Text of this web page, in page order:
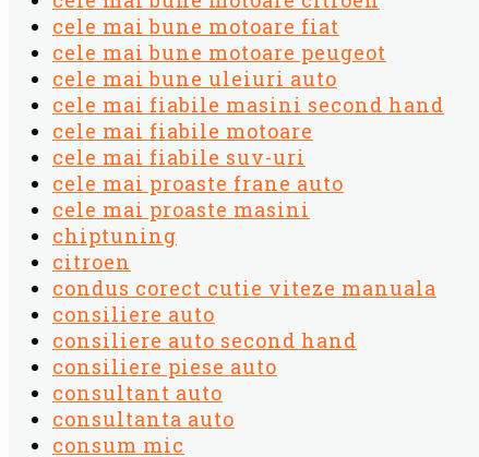
cele mai bune motoare fiat
cele mai bune motoare peugeot
cele mai bune uleiuri auto
cele mai fiabile masini second hand
cele mai fiabile motoare
cele mai fiabile suv-uri
cele mai proaste frane auto
cele mai proaste masini
chiptuning
citroen
condus corect cutie viteze manuala
consiliere auto
consiliere auto second hand
consiliere piese auto
consultant auto
consultanta auto
consum mic